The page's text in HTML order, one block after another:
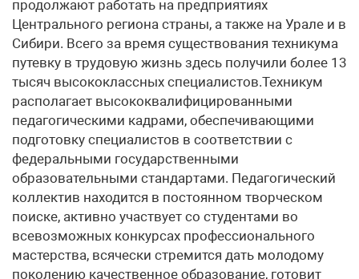
продолжают работать на предприятиях
Центрального региона страны, а также на Урале и в
Сибири. Всего за время существования техникума
путевку в трудовую жизнь здесь получили более 13
тысяч высококлассных специалистов.Техникум
располагает высококвалифицированными
педагогическими кадрами, обеспечивающими
подготовку специалистов в соответствии с
федеральными государственными
образовательными стандартами. Педагогический
коллектив находится в постоянном творческом
поиске, активно участвует со студентами во
всевозможных конкурсах профессионального
мастерства, всячески стремится дать молодому
поколению качественное образование, готовит